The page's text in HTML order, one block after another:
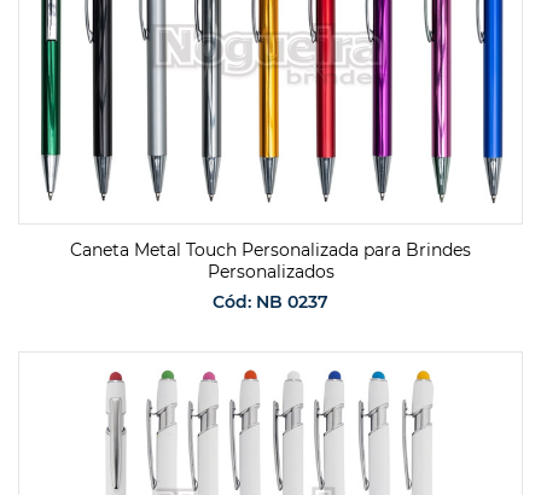
Caneta Metal Touch Personalizada para Brindes
Personalizados
Cód: NB 0237
SOLICITAR ORÇAMENTO